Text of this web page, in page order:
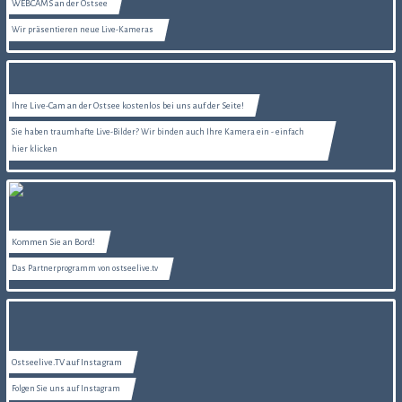
WEBCAMS an der Ostsee
Wir präsentieren neue Live-Kameras
Ihre Live-Cam an der Ostsee kostenlos bei uns auf der Seite!
Sie haben traumhafte Live-Bilder? Wir binden auch Ihre Kamera ein - einfach
hier klicken
Kommen Sie an Bord!
Das Partnerprogramm von ostseelive.tv
Ostseelive.TV auf Instagram
Folgen Sie uns auf Instagram